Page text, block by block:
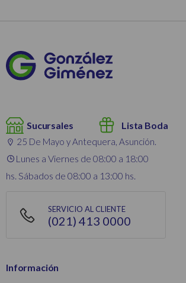
Sucursales Lista Boda
25 De Mayo y Antequera, Asunción.
Lunes a Viernes de 08:00 a 18:00
hs. Sábados de 08:00 a 13:00 hs.
SERVICIO AL CLIENTE
(021) 413 0000
Información